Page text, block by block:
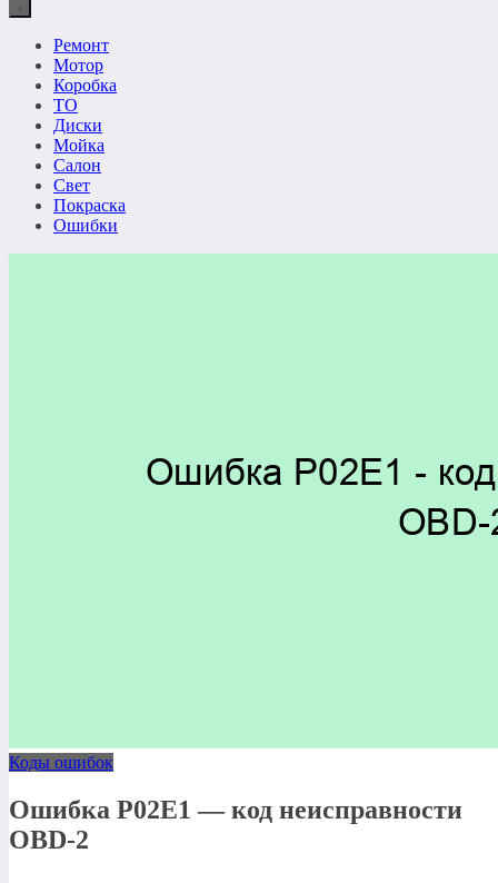
Ремонт
Мотор
Коробка
ТО
Диски
Мойка
Салон
Свет
Покраска
Ошибки
Коды ошибок
Ошибка P02E1 — код неисправности
OBD-2